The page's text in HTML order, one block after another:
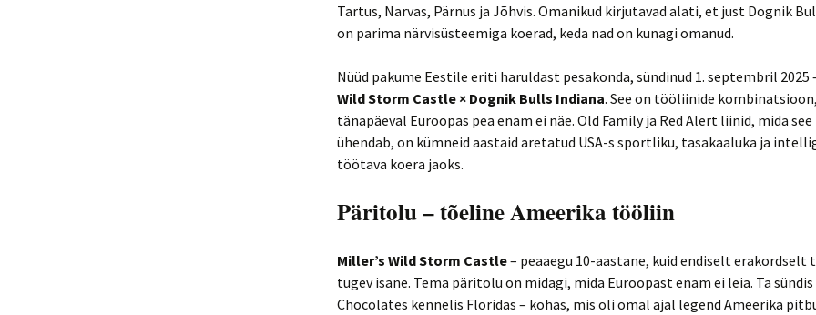
Tartus, Narvas, Pärnus ja Jõhvis. Omanikud kirjutavad alati, et just Dognik
on parima närvisüsteemiga koerad, keda nad on kunagi omanud.
Nüüd pakume Eestile eriti haruldast pesakonda, sündinud 1. septembril 2025
Wild Storm Castle × Dognik Bulls Indiana. See on tööliinide
tänapäeval Euroopas pea enam ei näe. Old Family ja Red Alert liinid, mida
ühendab, on kümneid aastaid aretatud USA-s sportliku, tasakaaluka ja
töötava koera jaoks.
Päritolu – tõeline Ameerika tööliin
Miller’s Wild Storm Castle– peaaegu 10-aastane, kuid endiselt erakordselt
tugev isane. Tema päritolu on midagi, mida Euroopast enam ei leia. Ta sündis
Chocolates kennelis Floridas – kohas, mis oli omal ajal legend Ameerika